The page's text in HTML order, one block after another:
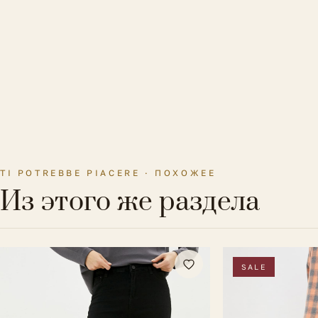
TI POTREBBE PIACERE · ПОХОЖЕЕ
Из этого же раздела
SALE